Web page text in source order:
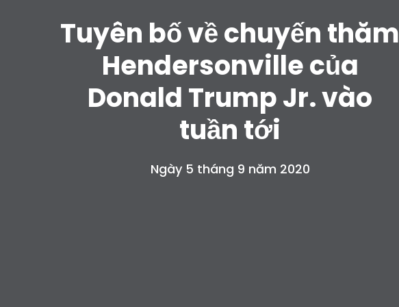
Tuyên bố về chuyến thăm
Hendersonville của
Donald Trump Jr. vào
tuần tới
Ngày 5 tháng 9 năm 2020